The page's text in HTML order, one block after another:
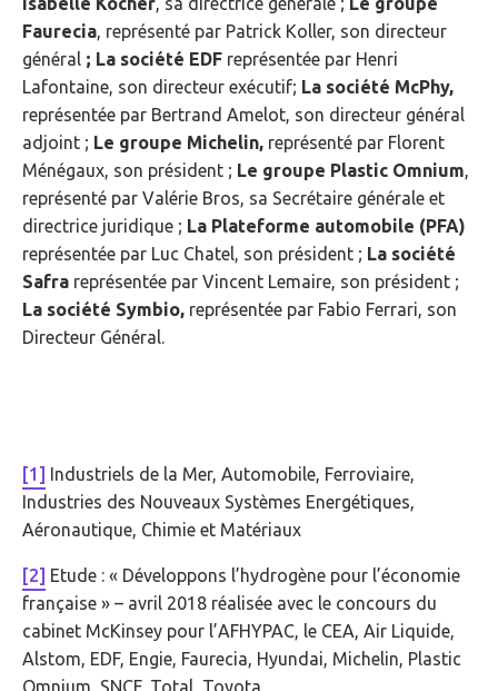
Faurecia , représenté par Patrick Koller, son directeur
général ; La société EDF représentée par Henri
Lafontaine, son directeur exécutif; La société McPhy,
représentée par Bertrand Amelot, son directeur général
adjoint ; Le groupe Michelin, représenté par Florent
Ménégaux, son président ; Le groupe Plastic Omnium
représenté par Valérie Bros, sa Secrétaire générale et
directrice juridique ; La Plateforme automobile (PFA)
représentée par Luc Chatel, son président ; La société
Safra représentée par Vincent Lemaire, son président ;
La société Symbio, représentée par Fabio Ferrari, son
Directeur Général.
[1] Industriels de la Mer, Automobile, Ferroviaire,
Industries des Nouveaux Systèmes Energétiques,
Aéronautique, Chimie et Matériaux
[2] Etude : « Développons l’hydrogène pour l’économie
française » – avril 2018 réalisée avec le concours du
cabinet McKinsey pour l’AFHYPAC, le CEA, Air Liquide,
Alstom, EDF, Engie, Faurecia, Hyundai, Michelin, Plastic
Omnium, SNCF, Total, Toyota.